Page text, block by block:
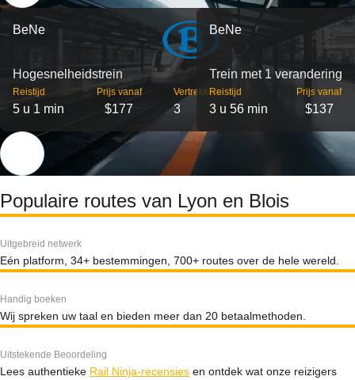
BeNe
Hogesnelheidstrein
Reistijd
5 u 1 min
Prijs vanaf
$177
Vertrekken
3
BeNe
Trein met 1 verandering
Reistijd
3 u 56 min
Prijs vanaf
$137
Populaire routes van Lyon en Blois
Uitgebreid netwerk
Eén platform, 34+ bestemmingen, 700+ routes over de hele wereld.
Handig boeken
Wij spreken uw taal en bieden meer dan 20 betaalmethoden.
Uitstekende Beoordeling
Lees authentieke Rail Ninja-recensies en ontdek wat onze reizigers